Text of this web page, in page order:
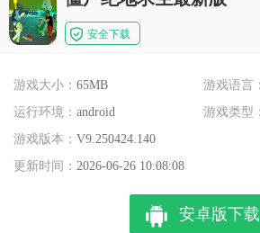
安全下载
游戏大小： 65MB 游戏语言：
运行环境： android 游戏类型
游戏版本： V9.250424.140
更新时间： 2026-06-26 10:08:08
安卓版下载